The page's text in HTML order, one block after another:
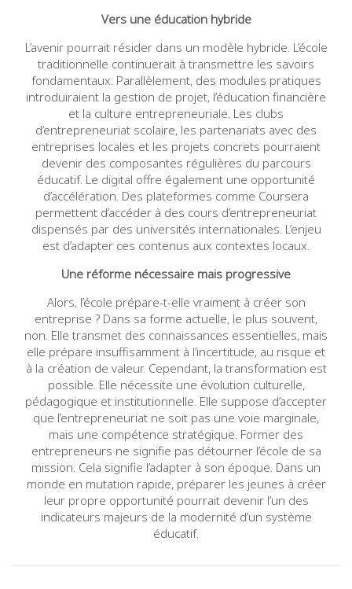
Vers une éducation hybride
L’avenir pourrait résider dans un modèle hybride. L’école
traditionnelle continuerait à transmettre les savoirs
fondamentaux. Parallèlement, des modules pratiques
introduiraient la gestion de projet, l’éducation financière
et la culture entrepreneuriale. Les clubs
d’entrepreneuriat scolaire, les partenariats avec des
entreprises locales et les projets concrets pourraient
devenir des composantes régulières du parcours
éducatif. Le digital offre également une opportunité
d’accélération. Des plateformes comme Coursera
permettent d’accéder à des cours d’entrepreneuriat
dispensés par des universités internationales. L’enjeu
est d’adapter ces contenus aux contextes locaux.
Une réforme nécessaire mais progressive
Alors, l’école prépare-t-elle vraiment à créer son
entreprise ? Dans sa forme actuelle, le plus souvent,
non. Elle transmet des connaissances essentielles, mais
elle prépare insuffisamment à l’incertitude, au risque et
à la création de valeur. Cependant, la transformation est
possible. Elle nécessite une évolution culturelle,
pédagogique et institutionnelle. Elle suppose d’accepter
que l’entrepreneuriat ne soit pas une voie marginale,
mais une compétence stratégique. Former des
entrepreneurs ne signifie pas détourner l’école de sa
mission. Cela signifie l’adapter à son époque. Dans un
monde en mutation rapide, préparer les jeunes à créer
leur propre opportunité pourrait devenir l’un des
indicateurs majeurs de la modernité d’un système
éducatif.